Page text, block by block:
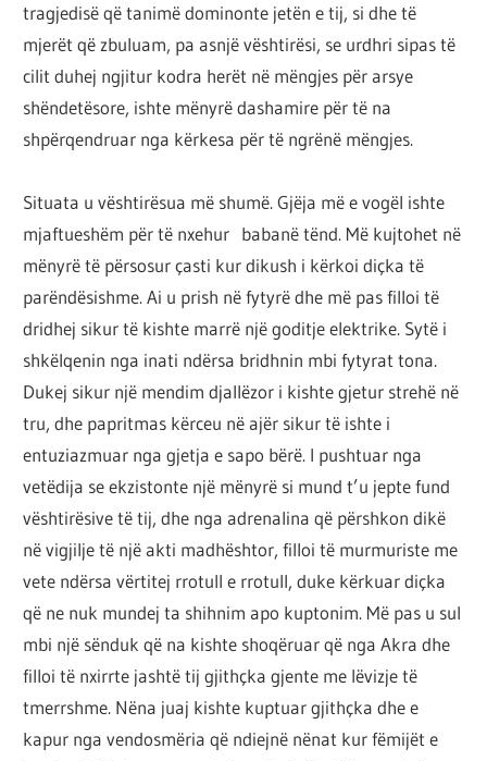
tragjedisë që tanimë dominonte jetën e tij, si dhe të
mjerët që zbuluam, pa asnjë vështirësi, se urdhri sipas të
cilit duhej ngjitur kodra herët në mëngjes për arsye
shëndetësore, ishte mënyrë dashamire për të na
shpërqendruar nga kërkesa për të ngrënë mëngjes.
Situata u vështirësua më shumë. Gjëja më e vogël ishte
mjaftueshëm për të nxehur babanë tënd. Më kujtohet në
mënyrë të përsosur çasti kur dikush i kërkoi diçka të
parëndësishme. Ai u prish në fytyrë dhe më pas filloi të
dridhej sikur të kishte marrë një goditje elektrike. Sytë i
shkëlqenin nga inati ndërsa bridhnin mbi fytyrat tona.
Dukej sikur një mendim djallëzor i kishte gjetur strehë në
tru, dhe papritmas kërceu në ajër sikur të ishte i
entuziazmuar nga gjetja e sapo bërë. I pushtuar nga
vetëdija se ekzistonte një mënyrë si mund t’u jepte fund
vështirësive të tij, dhe nga adrenalina që përshkon dikë
në vigjilje të një akti madhështor, filloi të murmuriste me
vete ndërsa vërtitej rrotull e rrotull, duke kërkuar diçka
që ne nuk mundej ta shihnim apo kuptonim. Më pas u sul
mbi një sënduk që na kishte shoqëruar që nga Akra dhe
filloi të nxirrte jashtë tij gjithçka gjente me lëvizje të
tmerrshme. Nëna juaj kishte kuptuar gjithçka dhe e
kapur nga vendosmëria që ndiejnë nënat kur fëmijët e